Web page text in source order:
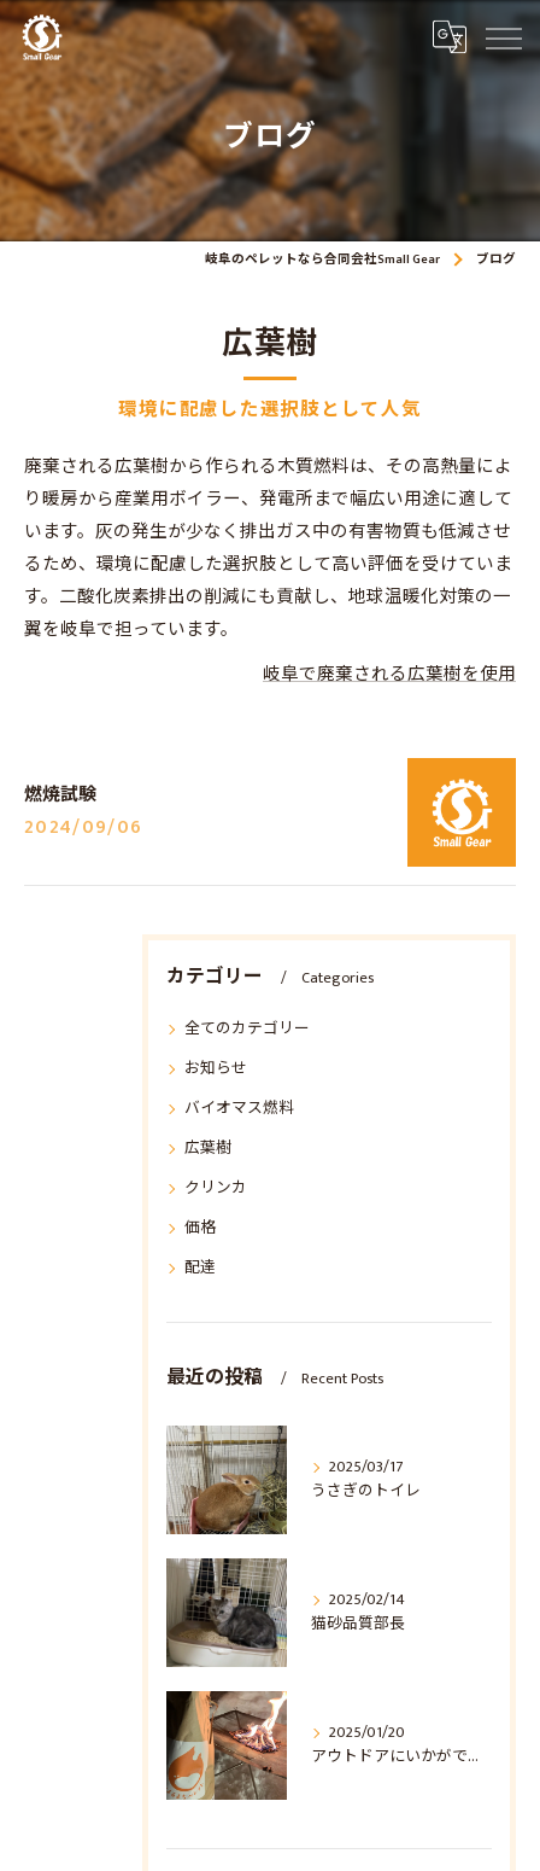
ブログ
岐阜のペレットなら合同会社Small Gear ブログ
広葉樹
環境に配慮した選択肢として人気
廃棄される広葉樹から作られる木質燃料は、その高熱量によ
り暖房から産業用ボイラー、発電所まで幅広い用途に適して
います。灰の発生が少なく排出ガス中の有害物質も低減させ
るため、環境に配慮した選択肢として高い評価を受けていま
す。二酸化炭素排出の削減にも貢献し、地球温暖化対策の一
翼を岐阜で担っています。
岐阜で廃棄される広葉樹を使用
燃焼試験
2024/09/06
カテゴリー
Categories
全てのカテゴリー
お知らせ
バイオマス燃料
広葉樹
クリンカ
価格
配達
最近の投稿 Recent Posts
2025/03/17
うさぎのトイレ
2025/02/14
猫砂品質部長
2025/01/20
アウトドアにいかがでしょうか？